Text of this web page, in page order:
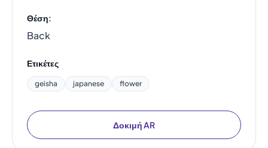
Θέση:
Back
Ετικέτες
geisha japanese flower
Δοκιμή AR